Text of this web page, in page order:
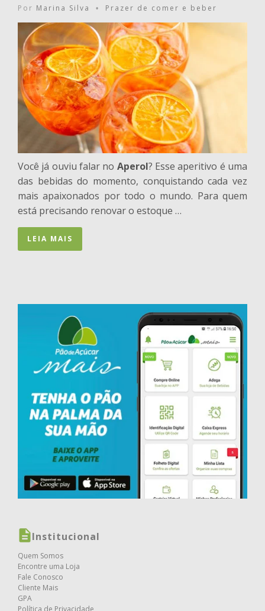
Por Marina Silva • Prazer de comer e beber
Você já ouviu falar no Aperol? Esse aperitivo é uma
das bebidas do momento, conquistando cada vez
mais apaixonados por todo o mundo. Para quem
está precisando renovar o estoque …
LEIA MAIS
Institucional
Quem Somos
Encontre uma Loja
Fale Conosco
Cliente Mais
GPA
Política de Privacidade